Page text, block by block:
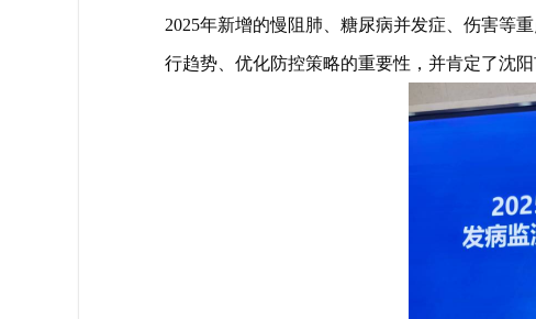
2025年新增的慢阻肺、糖尿病并发症、伤害等
行趋势、优化防控策略的重要性，并肯定了沈阳